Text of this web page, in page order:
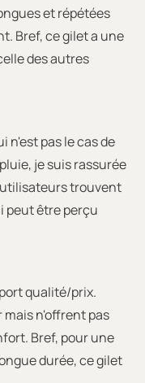
et répétées
Bref, ce gilet a une
des autres
n'est pas le cas de
je suis rassurée
trouvent
peut être perçu
qualité/prix.
n'offrent pas
Bref, pour une
durée, ce gilet